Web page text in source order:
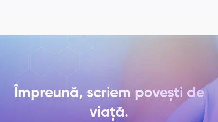
Împreună, scriem povești de
viață.